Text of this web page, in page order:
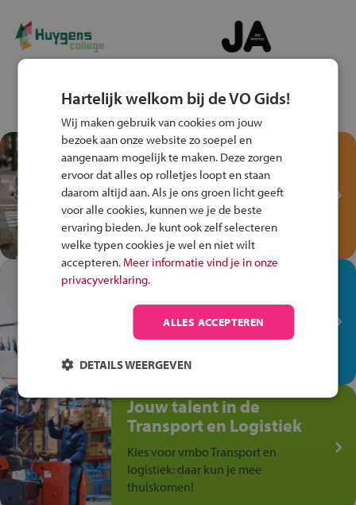
Test je kennis met het
Fiets Veilig
Verkeersspel!
Speel het Fiets Veilig Verkeersspel
en win een Cortina-fiets!
In de winkel ben je op je
plek!
Ontdek via het vmbo jouw talent
op de winkelvloer, waar elke dag
anders is!
Jouw talent in de
Transport en Logistiek
Kies voor vmbo Transport en
logistiek: daar kun je mee
thuiskomen!
Hartelijk welkom bij de VO Gids!
Wij maken gebruik van cookies om jouw
bezoek aan onze website zo soepel en
aangenaam mogelijk te maken. Deze zorgen
ervoor dat alles op rolletjes loopt en staan
daarom altijd aan. Als je ons groen licht geeft
voor alle cookies, kunnen we je de beste
ervaring bieden. Je kunt ook zelf selecteren
welke typen cookies je wel en niet wilt
accepteren. Meer informatie vind je in onze
privacyverklaring.
ALLES ACCEPTEREN
DETAILS WEERGEVEN